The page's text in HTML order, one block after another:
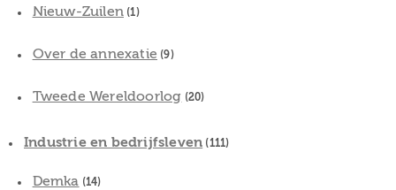
Nieuw-Zuilen (1)
Over de annexatie (9)
Tweede Wereldoorlog (20)
Industrie en bedrijfsleven (111)
Demka (14)